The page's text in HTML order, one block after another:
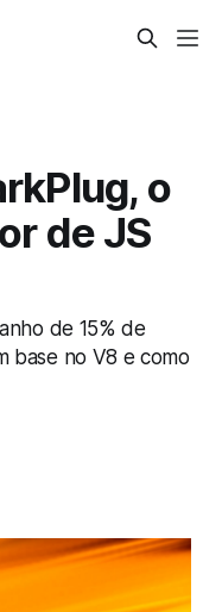
o
de JS
de 15% de
base no V8 e como